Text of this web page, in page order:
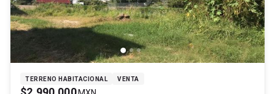
TERRENO HABITACIONAL VENTA